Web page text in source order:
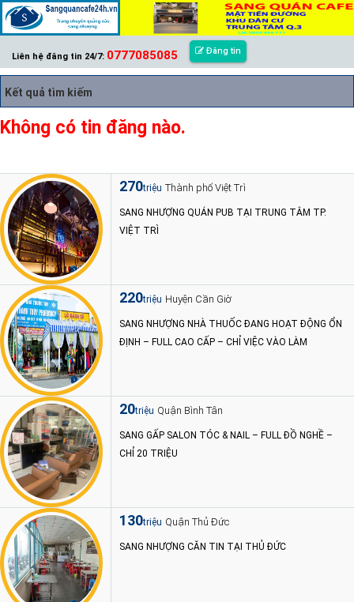
Liên hệ đăng tin 24/7: 0777085085 Đăng tin
Kết quả tìm kiếm
Không có tin đăng nào.
270triệu Thành phố Việt Trì
SANG NHƯỢNG QUÁN PUB TẠI TRUNG TÂM TP.
VIỆT TRÌ
220triệu Huyện Cần Giờ
SANG NHƯỢNG NHÀ THUỐC ĐANG HOẠT ĐỘNG ỔN
ĐỊNH – FULL CAO CẤP – CHỈ VIỆC VÀO LÀM
20triệu Quận Bình Tân
SANG GẤP SALON TÓC & NAIL – FULL ĐỒ NGHỀ –
CHỈ 20 TRIỆU
130triệu Quận Thủ Đức
SANG NHƯỢNG CĂN TIN TẠI THỦ ĐỨC